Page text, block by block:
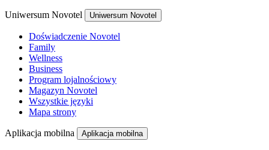
Uniwersum Novotel Uniwersum Novotel
Doświadczenie Novotel
Family
Wellness
Business
Program lojalnościowy
Magazyn Novotel
Wszystkie języki
Mapa strony
Aplikacja mobilna Aplikacja mobilna